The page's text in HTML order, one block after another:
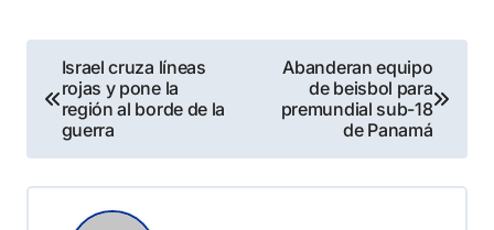
Navegación
de
entradas
Israel cruza líneas
rojas y pone la
región al borde de la
guerra
Abanderan equipo
de beisbol para
premundial sub-18
de Panamá